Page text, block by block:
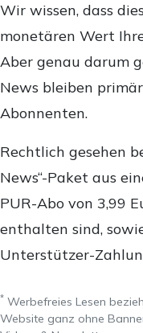
Wir wissen, dass
monetären Wert
Aber genau darum
News bleiben
Abonnenten.
Rechtlich gesehen
News“-Paket aus
PUR-Abo von 3,99
enthalten sind,
Unterstützer-
* Werbefreies Lesen
Website ganz ohne